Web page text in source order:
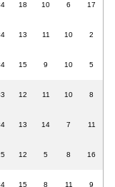
18 10 6 17
13 11 10 2
15 9 10 5
12 11 10 8
13 14 7 11
12 5 8 16
15 8 11 9